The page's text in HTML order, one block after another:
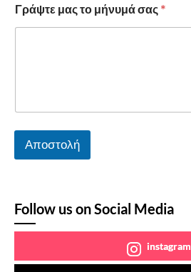
Γράψτε μας το μήνυμά σας*
Αποστολή
Follow us on Social Media
instagram